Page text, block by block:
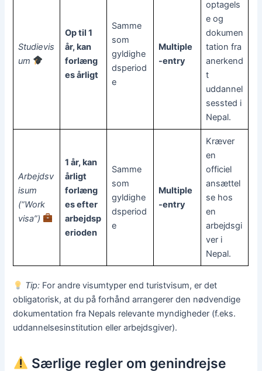
Studievis
um
Op til 1
år, kan
forlæng
es årligt
Samme
som
gyldighe
dsperiod
e
Multiple
-entry
optagels
e og
dokumen
tation fra
anerkend
t
uddannel
sessted i
Nepal.
Arbejdsv
isum
(“Work
visa”)
1 år, kan
årligt
forlæng
es efter
arbejdsp
erioden
Samme
som
gyldighe
dsperiod
e
Multiple
-entry
Kræver
en
officiel
ansættel
se hos
en
arbejdsgi
ver i
Nepal.
Tip: For andre visumtyper end turistvisum, er det
obligatorisk, at du på forhånd arrangerer den nødvendige
dokumentation fra Nepals relevante myndigheder (f.eks.
uddannelsesinstitution eller arbejdsgiver).
Særlige regler om genindrejse